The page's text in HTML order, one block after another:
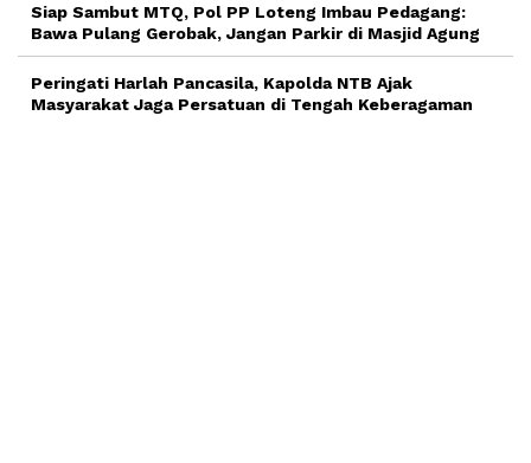
Siap Sambut MTQ, Pol PP Loteng Imbau Pedagang:
Bawa Pulang Gerobak, Jangan Parkir di Masjid Agung
Peringati Harlah Pancasila, Kapolda NTB Ajak
Masyarakat Jaga Persatuan di Tengah Keberagaman